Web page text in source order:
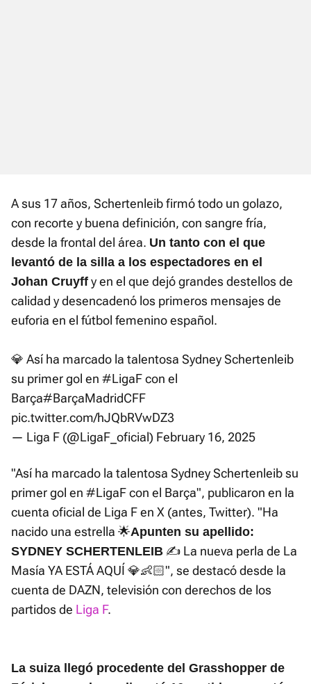
A sus 17 años, Schertenleib firmó todo un golazo,
con recorte y buena definición, con sangre fría,
desde la frontal del área. Un tanto con el que
levantó de la silla a los espectadores en el
Johan Cruyff y en el que dejó grandes destellos de
calidad y desencadenó los primeros mensajes de
euforia en el fútbol femenino español.
💎 Así ha marcado la talentosa Sydney Schertenleib
su primer gol en #LigaFcon el
Barça#BarçaMadridCFF
pic.twitter.com/hJQbRVwDZ3
— Liga F (@LigaF_oficial) February 16, 2025
"Así ha marcado la talentosa Sydney Schertenleib su
primer gol en #LigaF con el Barça", publicaron en la
cuenta oficial de Liga F en X (antes, Twitter). "Ha
nacido una estrella 🌟Apunten su apellido:
SYDNEY SCHERTENLEIB ✍️ La nueva perla de La
Masía YA ESTÁ AQUÍ 💎👶🏻", se destacó desde la
cuenta de DAZN, televisión con derechos de los
partidos de Liga F.
La suiza llegó procedente del Grasshopper de